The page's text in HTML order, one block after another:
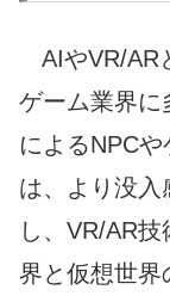
AIやVR/AR
ゲーム業界に
によるNPC
は、より没入
し、VR/AR
界と仮想世界